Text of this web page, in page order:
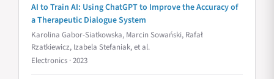
AI to Train AI: Using ChatGPT to Improve the Accuracy of
a Therapeutic Dialogue System
Karolina Gabor-Siatkowska, Marcin Sowański, Rafał
Rzatkiewicz, Izabela Stefaniak, et al.
Electronics · 2023